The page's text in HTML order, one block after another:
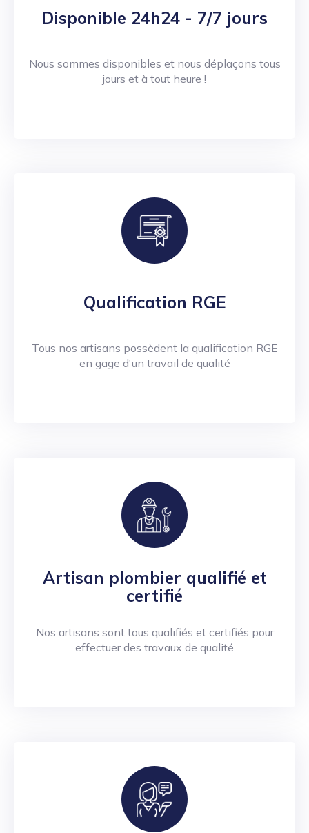
Disponible 24h24 - 7/7 jours
Nous sommes disponibles et nous déplaçons tous
jours et à tout heure !
Qualification RGE
Tous nos artisans possèdent la qualification RGE
en gage d'un travail de qualité
Artisan plombier qualifié et
certifié
Nos artisans sont tous qualifiés et certifiés pour
effectuer des travaux de qualité